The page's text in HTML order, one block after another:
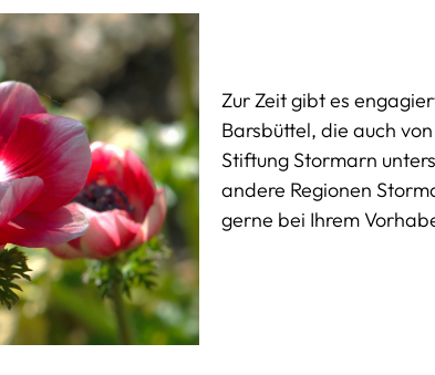
Zur Zeit gibt es
Barsbüttel, die auch
Stiftung Stormarn
andere Regionen
gerne bei Ihrem